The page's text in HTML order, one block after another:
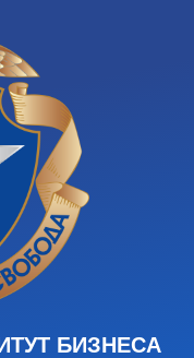
БИЗНЕСА